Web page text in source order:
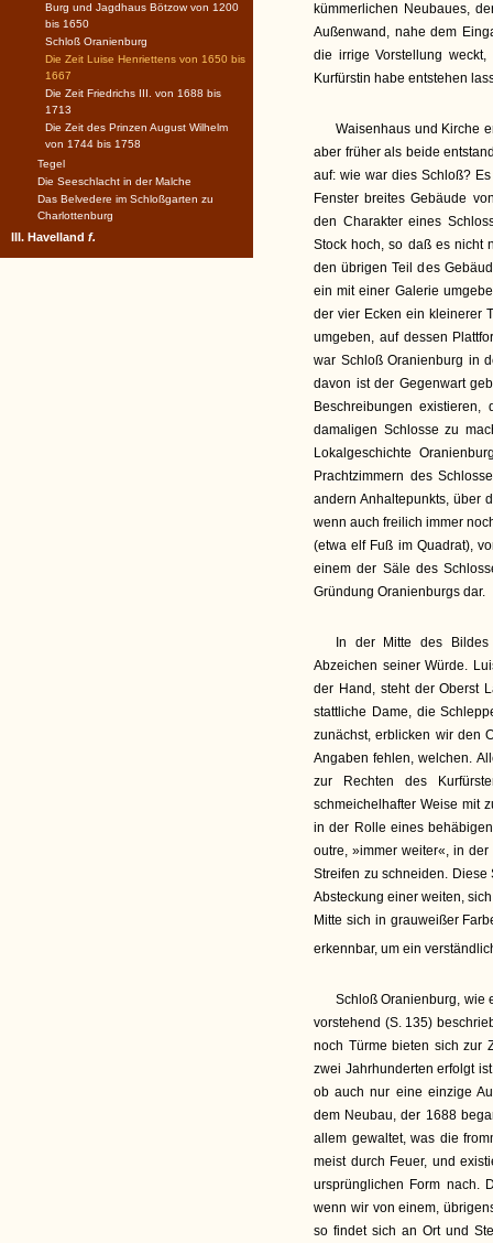
kümmerlichen Neubaues,
Außenwand, nahe dem
die irrige Vorstellung
Kurfürstin habe entstehen
Waisenhaus und Kirche
aber früher als beide
auf: wie war dies Schloß?
Fenster breites Gebäude
den Charakter eines
Stock hoch, so daß es nicht
den übrigen Teil des
ein mit einer Galerie
der vier Ecken ein kleinerer
umgeben, auf dessen
war Schloß Oranienburg in
davon ist der Gegenwart
Beschreibungen
damaligen Schlosse zu
Lokalgeschichte
Prachtzimmern des
andern Anhaltepunkts, über
wenn auch freilich immer
(etwa elf Fuß im Quadrat),
einem der Säle des
Gründung Oranienburgs dar.
In der Mitte des
Abzeichen seiner Würde.
der Hand, steht der Oberst
stattliche Dame, die
zunächst, erblicken wir den
Angaben fehlen, welchen.
zur Rechten des
schmeichelhafter Weise mit
in der Rolle eines
outre, »immer weiter«, in
Streifen zu schneiden.
Absteckung einer weiten,
Mitte sich in grauweißer
erkennbar, um ein
Schloß Oranienburg, wie
vorstehend (S. 135)
noch Türme bieten sich zur
zwei Jahrhunderten erfolgt
ob auch nur eine einzige
dem Neubau, der 1688
allem gewaltet, was die
meist durch Feuer, und
ursprünglichen Form nach.
wenn wir von einem,
so findet sich an Ort und
Burg und Jagdhaus Bötzow von 1200
bis 1650
Schloß Oranienburg
Die Zeit Luise Henriettens von 1650 bis
1667
Die Zeit Friedrichs III. von 1688 bis
1713
Die Zeit des Prinzen August Wilhelm
von 1744 bis 1758
Tegel
Die Seeschlacht in der Malche
Das Belvedere im Schloßgarten zu
Charlottenburg
III. Havelland f.